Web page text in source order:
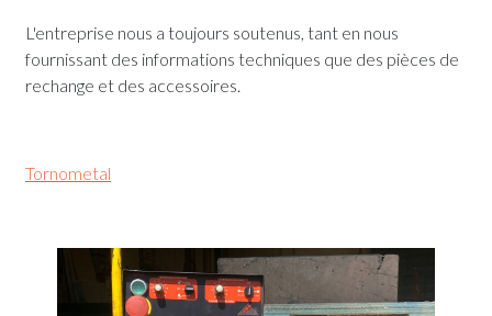
L'entreprise nous a toujours soutenus, tant en nous
fournissant des informations techniques que des pièces de
rechange et des accessoires.
Tornometal